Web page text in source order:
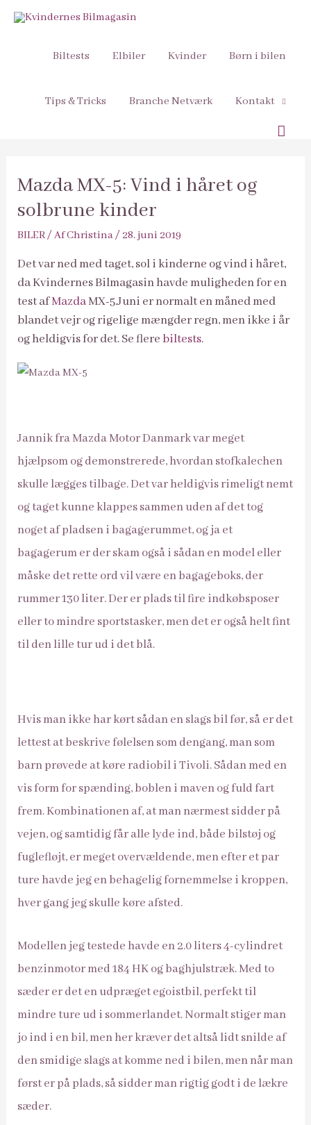
Biltests Elbiler Kvinder Børn i bilen
Tips & Tricks Branche Netværk Kontakt
Søg
Mazda MX-5: Vind i håret og
solbrune kinder
BILER/ AfChristina/ 28. juni 2019
Det var ned med taget, sol i kinderne og vind i håret,
da Kvindernes Bilmagasin havde muligheden for en
test afMazdaMX-5.Juni er normalt en måned med
blandet vejr og rigelige mængder regn, men ikke i år
og heldigvis for det. Se flerebiltests.
Jannik fra Mazda Motor Danmark var meget
hjælpsom og demonstrerede, hvordan stofkalechen
skulle lægges tilbage. Det var heldigvis rimeligt nemt
og taget kunne klappes sammen uden af det tog
noget af pladsen i bagagerummet, og ja et
bagagerum er der skam også i sådan en model eller
måske det rette ord vil være en bagageboks, der
rummer 130 liter. Der er plads til fire indkøbsposer
eller to mindre sportstasker, men det er også helt fint
til den lille tur ud i det blå.
Hvis man ikke har kørt sådan en slags bil før, så er det
lettest at beskrive følelsen som dengang, man som
barn prøvede at køre radiobil i Tivoli. Sådan med en
vis form for spænding, boblen i maven og fuld fart
frem. Kombinationen af, at man nærmest sidder på
vejen, og samtidig får alle lyde ind, både bilstøj og
fuglefløjt, er meget overvældende, men efter et par
ture havde jeg en behagelig fornemmelse i kroppen,
hver gang jeg skulle køre afsted.
Modellen jeg testede havde en 2.0 liters 4-cylindret
benzinmotor med 184 HK og baghjulstræk. Med to
sæder er det en udpræget egoistbil, perfekt til
mindre ture ud i sommerlandet. Normalt stiger man
jo ind i en bil, men her kræver det altså lidt snilde af
den smidige slags at komme ned i bilen, men når man
først er på plads, så sidder man rigtig godt i de lækre
sæder.